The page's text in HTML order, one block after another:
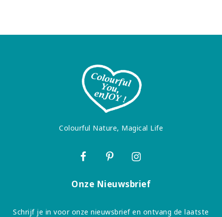
Colourful Nature, Magical Life
Onze Nieuwsbrief
Schrijf je in voor onze nieuwsbrief en ontvang de laatste